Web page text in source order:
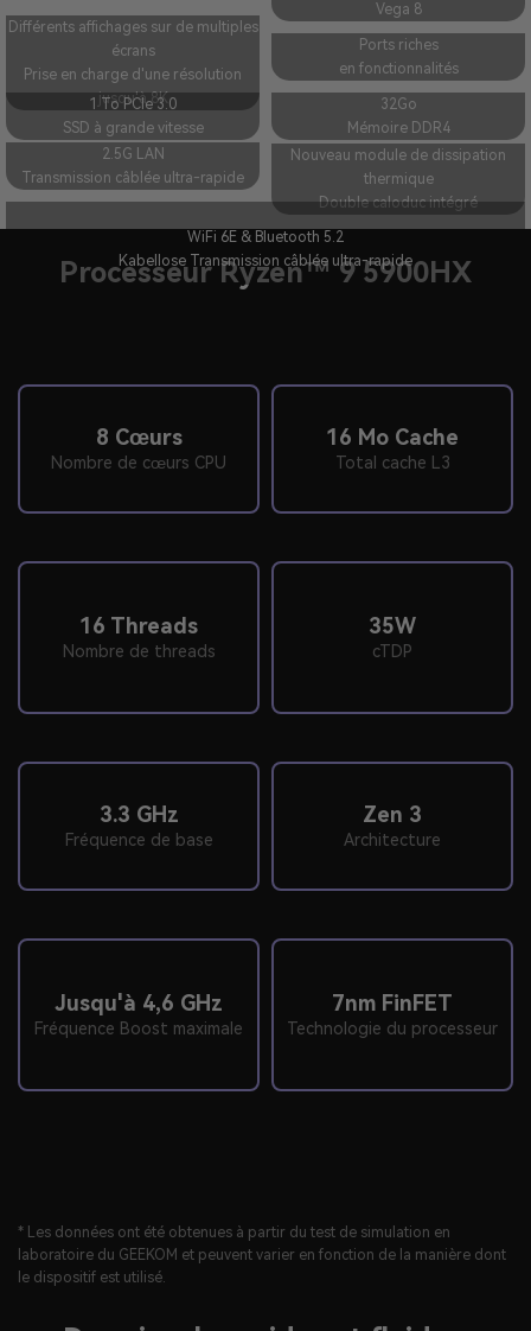
Vega 8
Différents affichages sur de multiples
écrans
Prise en charge d'une résolution
jusqu'à 8K
Ports riches
en fonctionnalités
1 To PCIe 3.0
SSD à grande vitesse
32Go
Mémoire DDR4
2.5G LAN
Transmission câblée ultra-rapide
Nouveau module de dissipation
thermique
Double caloduc intégré
WiFi 6E & Bluetooth 5.2
Kabellose Transmission câblée ultra-rapide
Processeur Ryzen™ 9 5900HX
8 Cœurs
Nombre de cœurs CPU
16 Mo Cache
Total cache L3
16 Threads
Nombre de threads
35W
cTDP
3.3 GHz
Fréquence de base
Zen 3
Architecture
Jusqu'à 4,6 GHz
Fréquence Boost maximale
7nm FinFET
Technologie du processeur
* Les données ont été obtenues à partir du test de simulation en
laboratoire du GEEKOM et peuvent varier en fonction de la manière dont
le dispositif est utilisé.